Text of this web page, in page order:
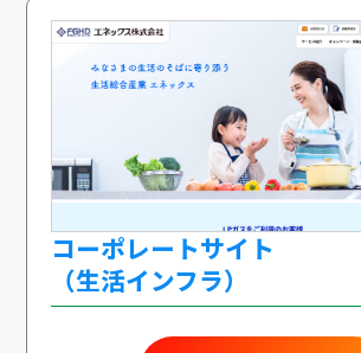
コーポレートサイト
（生活インフラ）